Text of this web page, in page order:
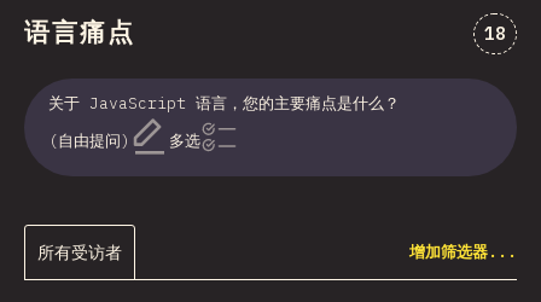
语言痛点 对“语
18
关于 JavaScript 语言，您的主要痛点是什么？
(自由提问)
多选
所有受访者 增加筛选器...